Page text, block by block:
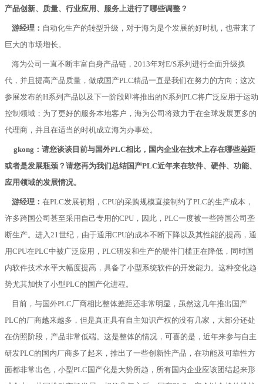
产品创新、质量、行业应用、服务上进行了哪些调整？
游经理： 自动化生产的转型升级，对于海为是个发展的好时机，也带来了
巨大的市场增长。
海为公司一直不断丰富自身产品链， 2013年对E/S系列进行全面升级换
代，并且提高产品质量，做成国产PLC精品一直是我们在努力的方向；这次
参展发布的H系列产品以及下一阶段即将推出的N系列 PLC将广泛应用于运动
控制领域；为了更好的服务本地客户，海为公司将致力于在全球发展更多的
代理商，并且在适当的时机成立海为办事处。
gkong：请您谈谈目前与国外PLC相比，国内企业在技术上存在哪些差距
或者是发展瓶颈？请您再为我们总结国产PLC近年来在软件、硬件、功能、
应用领域的发展情况。
游经理： 在PLC发展初期，CPU的采购规模直接制约了PLC的生产成本，
许多跨国公司甚至采用自己专用的CPU，因此，PLC一度被一些跨国公司垄
断生产。进入21世纪，由于通用CPU的成本不断下降以及其性能的提高，通
用CPU在PLC中被广泛应用，PLC研发和生产的硬件门槛正在降低，同时国
内软件技术水平大幅度提高，具备了小型系统软件的开发能力。这种变化趋
势尤其加快了小型PLC的国产化进程。
目前，与国外PLC厂商相比整体差距还非常明显，虽然这几年推出国产
PLC的厂商越来越多，但是真正具有自主知识产权的没有几家，大部分还处
在仿照阶段，产品非常低端。这是整体的情况，可喜的是，近年来参与自主
研发PLC的国内厂商多了起来，推出了一些创新性产品，在功能及可靠性方
面都非常出色，小型PLC 国产化是大势所趋，所有国内企业应该团结起来形